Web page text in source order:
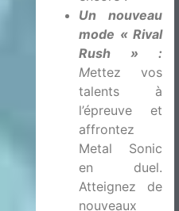
Un nouveau
mode « Rival
Rush
»
:
Mettez vos
talents à
l’épreuve et
affrontez
Metal Sonic
en duel.
Atteignez de
nouveaux